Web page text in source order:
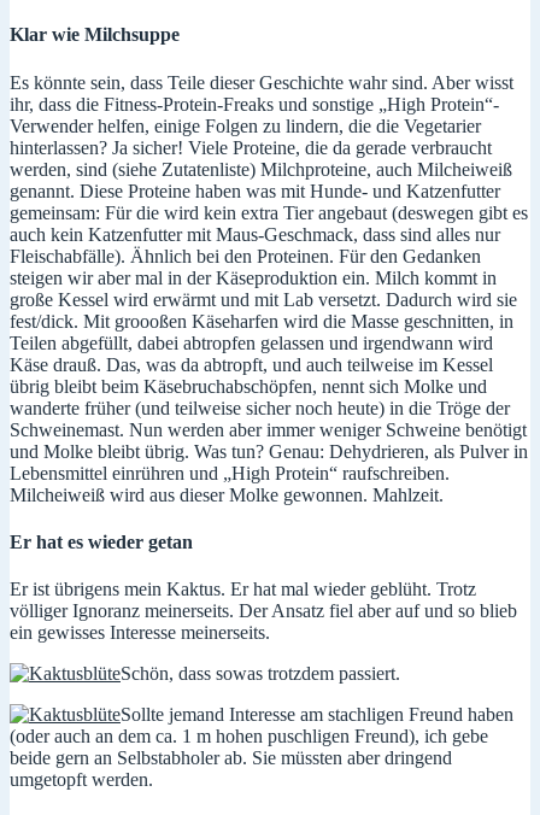
Klar wie Milchsuppe
Es könnte sein, dass Teile dieser Geschichte wahr sind. Aber wisst
ihr, dass die Fitness-Protein-Freaks und sonstige „High Protein“-
Verwender helfen, einige Folgen zu lindern, die die Vegetarier
hinterlassen? Ja sicher! Viele Proteine, die da gerade verbraucht
werden, sind (siehe Zutatenliste) Milchproteine, auch Milcheiweiß
genannt. Diese Proteine haben was mit Hunde- und Katzenfutter
gemeinsam: Für die wird kein extra Tier angebaut (deswegen gibt es
auch kein Katzenfutter mit Maus-Geschmack, dass sind alles nur
Fleischabfälle). Ähnlich bei den Proteinen. Für den Gedanken
steigen wir aber mal in der Käseproduktion ein. Milch kommt in
große Kessel wird erwärmt und mit Lab versetzt. Dadurch wird sie
fest/dick. Mit groooßen Käseharfen wird die Masse geschnitten, in
Teilen abgefüllt, dabei abtropfen gelassen und irgendwann wird
Käse drauß. Das, was da abtropft, und auch teilweise im Kessel
übrig bleibt beim Käsebruchabschöpfen, nennt sich Molke und
wanderte früher (und teilweise sicher noch heute) in die Tröge der
Schweinemast. Nun werden aber immer weniger Schweine benötigt
und Molke bleibt übrig. Was tun? Genau: Dehydrieren, als Pulver in
Lebensmittel einrühren und „High Protein“ raufschreiben.
Milcheiweiß wird aus dieser Molke gewonnen. Mahlzeit.
Er hat es wieder getan
Er ist übrigens mein Kaktus. Er hat mal wieder geblüht. Trotz
völliger Ignoranz meinerseits. Der Ansatz fiel aber auf und so blieb
ein gewisses Interesse meinerseits.
Schön, dass sowas trotzdem passiert.
Sollte jemand Interesse am stachligen Freund haben
(oder auch an dem ca. 1 m hohen puschligen Freund), ich gebe
beide gern an Selbstabholer ab. Sie müssten aber dringend
umgetopft werden.